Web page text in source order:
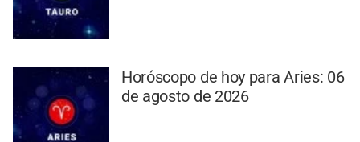
Horóscopo de hoy para Aries: 06
de agosto de 2026